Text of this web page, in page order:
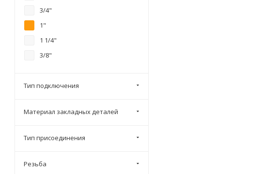
3/4"
1"
1 1/4"
3/8"
Тип подключения
Материал закладных деталей
Тип присоединения
Резьба